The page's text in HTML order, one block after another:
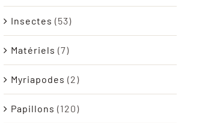
Insectes (53)
Matériels (7)
Myriapodes (2)
Papillons (120)